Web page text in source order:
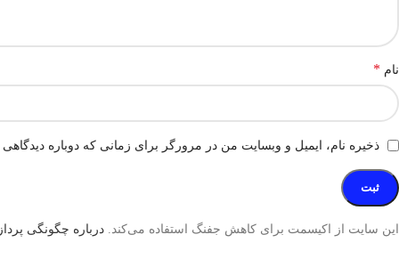
نام *
ذخیره نام، ایمیل و وبسایت من در مرورگر برای زمانی که دوباره
این سایت از اکیسمت برای کاهش جفنگ استفاده می‌کند. درباره چگونگی